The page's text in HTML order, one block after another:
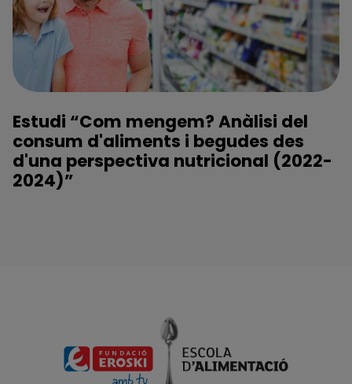
Estudi “Com mengem? Anàlisi del
consum d'aliments i begudes des
d'una perspectiva nutricional (2022-
2024)”